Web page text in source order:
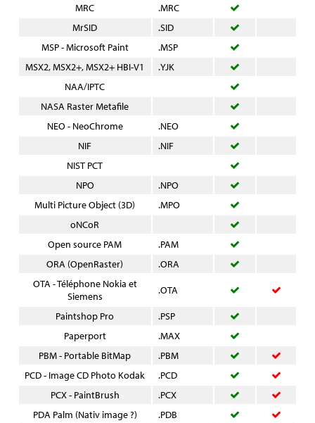
MRC
.MRC
MrSID
.SID
MSP - Microsoft Paint
.MSP
MSX2, MSX2+, MSX2+ HBI-V1
.YJK
NAA/IPTC
NASA Raster Metafile
NEO - NeoChrome
.NEO
NIF
.NIF
NIST PCT
NPO
.NPO
Multi Picture Object (3D)
.MPO
oNCoR
Open source PAM
.PAM
ORA (OpenRaster)
.ORA
OTA - Téléphone Nokia et
Siemens
.OTA
Paintshop Pro
.PSP
Paperport
.MAX
PBM - Portable BitMap
.PBM
PCD - Image CD Photo Kodak
.PCD
PCX - PaintBrush
.PCX
PDA Palm (Nativ image ?)
.PDB